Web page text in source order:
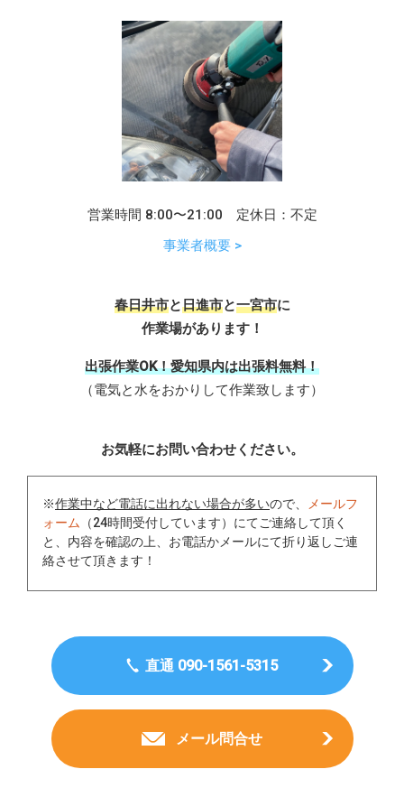
営業時間 8:00〜21:00 定休日：不定
事業者概要 >
春日井市と日進市と一宮市に
作業場があります！
出張作業OK！愛知県内は出張料無料！
（電気と水をおかりして作業致します）
お気軽にお問い合わせください。
※作業中など電話に出れない場合が多いので、
メールフ
ォーム
（24時間受付しています）にてご連絡して頂く
と、内容を確認の上、お電話かメールにて折り返しご連
絡させて頂きます！
直通 090-1561-5315
メール問合せ